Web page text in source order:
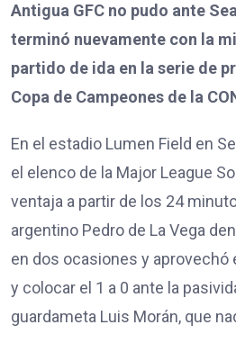
Antigua GFC no pudo ante
terminó nuevamente con la
partido de ida en la serie de
Copa de Campeones de la
En el estadio Lumen Field en
el elenco de la Major League
ventaja a partir de los 24
argentino Pedro de La Vega
en dos ocasiones y aprovechó
y colocar el 1 a 0 ante la
guardameta Luis Morán, que